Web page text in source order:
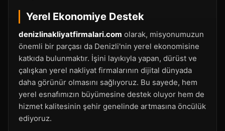
Yerel Ekonomiye Destek
denizlinakliyatfirmalari.com olarak, misyonumuzun
önemli bir parçası da Denizli'nin yerel ekonomisine
katkıda bulunmaktır. İşini layıkıyla yapan, dürüst ve
çalışkan yerel nakliyat firmalarının dijital dünyada
daha görünür olmasını sağlıyoruz. Bu sayede, hem
yerel esnafımızın büyümesine destek oluyor hem de
hizmet kalitesinin şehir genelinde artmasına öncülük
ediyoruz.